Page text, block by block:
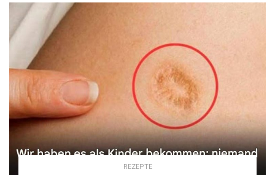
REZEPTE